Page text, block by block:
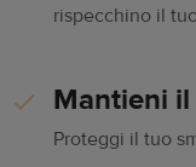
rispecchino il
Mantieni
Proteggi il tuo